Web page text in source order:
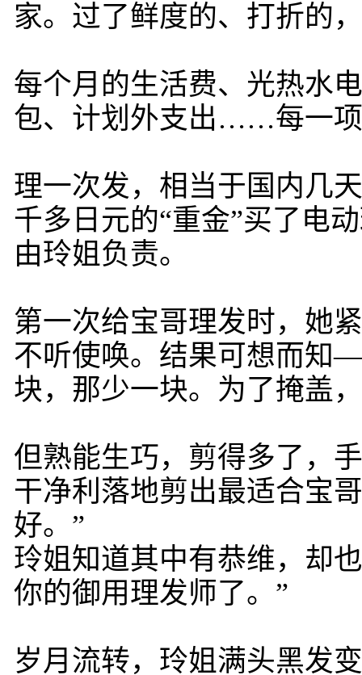
家。过了鲜度的、打折的
每个月的生活费、光热水
包、计划外支出……每一
理一次发，相当于国内几
千多日元的“重金”买了电
由玲姐负责。
第一次给宝哥理发时，她
不听使唤。结果可想而知
块，那少一块。为了掩盖
但熟能生巧，剪得多了，
干净利落地剪出最适合宝
好。”
玲姐知道其中有恭维，却
你的御用理发师了。”
岁月流转，玲姐满头黑发